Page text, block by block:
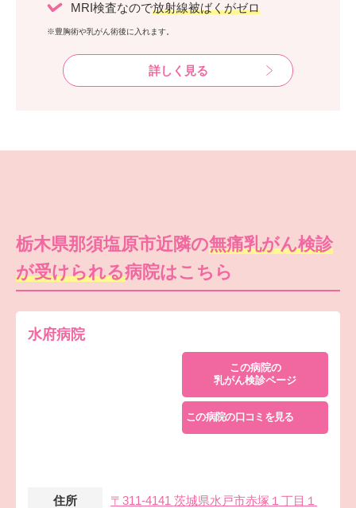
MRI検査なので放射線被ばくがゼロ
※豊胸術や乳がん術後に入れます。
詳しく見る
栃木県那須塩原市近隣の無痛乳がん検診
が受けられる病院はこちら
水府病院
この病院の
乳がん検診ページ
この病院の口コミを見る
住所 〒311-4141 茨城県水戸市赤塚１丁目１